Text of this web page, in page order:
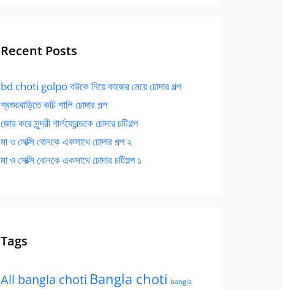
Recent Posts
bd choti golpo বউকে নিয়ে কাজের মেয়ে চোদার গল্প
শ্বশুরবাড়িতে কচি শালি চোদার গল্প
জোর করে সুন্দরী গার্লফ্রেন্ডকে চোদার চটিগল্প
মা ও সেক্সি বোনকে একসাথে চোদার গল্প ২
মা ও সেক্সি বোনকে একসাথে চোদার চটিগল্প ১
Tags
All bangla choti Bangla choti bangla